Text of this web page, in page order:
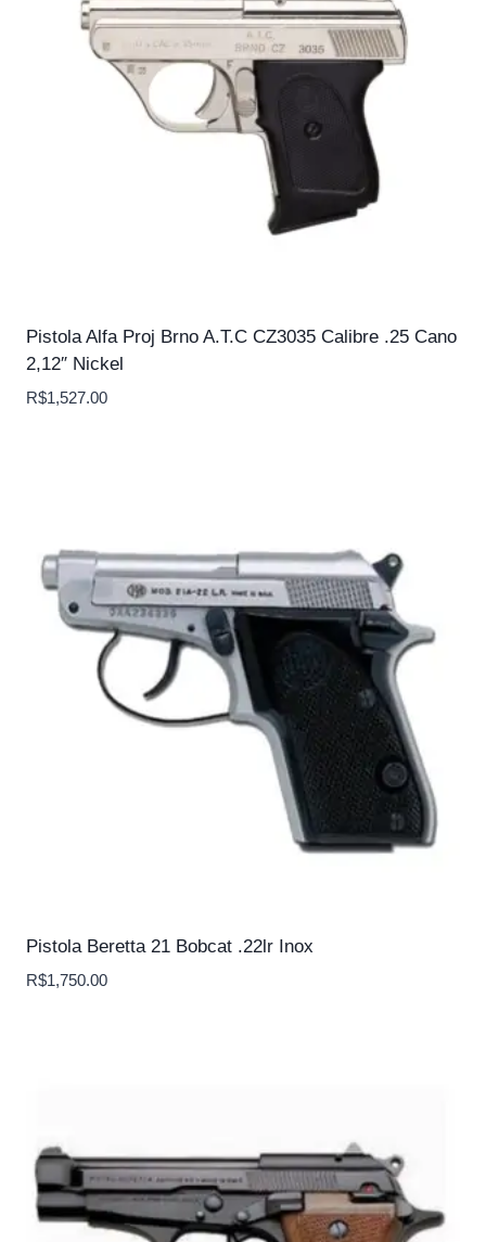
Pistola Alfa Proj Brno A.T.C CZ3035 Calibre .25 Cano
2,12″ Nickel
R$1,527.00
Pistola Beretta 21 Bobcat .22lr Inox
R$1,750.00